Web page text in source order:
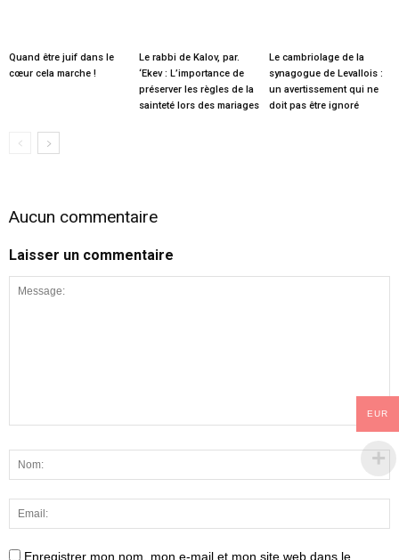
Quand être juif dans le
cœur cela marche !
Le rabbi de Kalov, par.
‘Ekev : L’importance de
préserver les règles de la
sainteté lors des mariages
Le cambriolage de la
synagogue de Levallois :
un avertissement qui ne
doit pas être ignoré
Aucun commentaire
Laisser un commentaire
Enregistrer mon nom, mon e-mail et mon site web dans le
EUR